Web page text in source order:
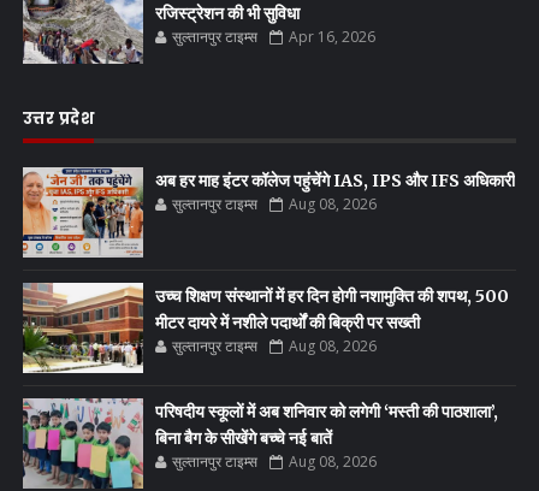
रजिस्ट्रेशन की भी सुविधा
सुल्तानपुर टाइम्स Apr 16, 2026
उत्तर प्रदेश
अब हर माह इंटर कॉलेज पहुंचेंगे IAS, IPS और IFS अधिकारी
सुल्तानपुर टाइम्स Aug 08, 2026
उच्च शिक्षण संस्थानों में हर दिन होगी नशामुक्ति की शपथ, 500
मीटर दायरे में नशीले पदार्थों की बिक्री पर सख्ती
सुल्तानपुर टाइम्स Aug 08, 2026
परिषदीय स्कूलों में अब शनिवार को लगेगी ‘मस्ती की पाठशाला’,
बिना बैग के सीखेंगे बच्चे नई बातें
सुल्तानपुर टाइम्स Aug 08, 2026